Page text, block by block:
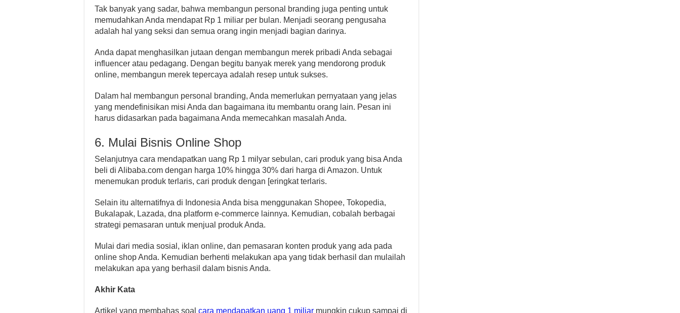
Tak banyak yang sadar, bahwa membangun personal branding juga penting untuk
memudahkan Anda mendapat Rp 1 miliar per bulan. Menjadi seorang pengusaha
adalah hal yang seksi dan semua orang ingin menjadi bagian darinya.
Anda dapat menghasilkan jutaan dengan membangun merek pribadi Anda sebagai
influencer atau pedagang. Dengan begitu banyak merek yang mendorong produk
online, membangun merek tepercaya adalah resep untuk sukses.
Dalam hal membangun personal branding, Anda memerlukan pernyataan yang jelas
yang mendefinisikan misi Anda dan bagaimana itu membantu orang lain. Pesan ini
harus didasarkan pada bagaimana Anda memecahkan masalah Anda.
6. Mulai Bisnis Online Shop
Selanjutnya cara mendapatkan uang Rp 1 milyar sebulan, cari produk yang bisa Anda
beli di Alibaba.com dengan harga 10% hingga 30% dari harga di Amazon. Untuk
menemukan produk terlaris, cari produk dengan [eringkat terlaris.
Selain itu alternatifnya di Indonesia Anda bisa menggunakan Shopee, Tokopedia,
Bukalapak, Lazada, dna platform e-commerce lainnya. Kemudian, cobalah berbagai
strategi pemasaran untuk menjual produk Anda.
Mulai dari media sosial, iklan online, dan pemasaran konten produk yang ada pada
online shop Anda. Kemudian berhenti melakukan apa yang tidak berhasil dan mulailah
melakukan apa yang berhasil dalam bisnis Anda.
Akhir Kata
Artikel yang membahas soal cara mendapatkan uang 1 miliar mungkin cukup sampai di